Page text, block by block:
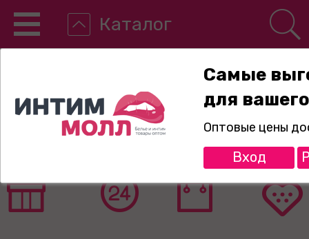
Каталог
8-800-775-89-65
Самые
для
Оптовые цены
Вход